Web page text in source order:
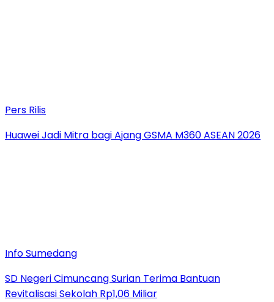
Pers Rilis
Huawei Jadi Mitra bagi Ajang GSMA M360 ASEAN 2026
Info Sumedang
SD Negeri Cimuncang Surian Terima Bantuan
Revitalisasi Sekolah Rp1,06 Miliar